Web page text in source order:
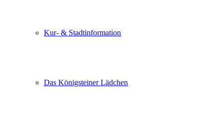
Kur- & Stadtinformation
Das Königsteiner Lädchen